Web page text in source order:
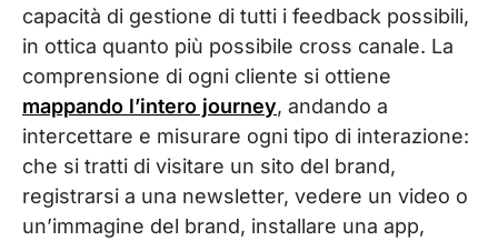
capacità di gestione di tutti i feedback possibili,
in ottica quanto più possibile cross canale. La
comprensione di ogni cliente si ottiene
mappando l’intero journey, andando a
intercettare e misurare ogni tipo di interazione:
che si tratti di visitare un sito del brand,
registrarsi a una newsletter, vedere un video o
un’immagine del brand, installare una app,